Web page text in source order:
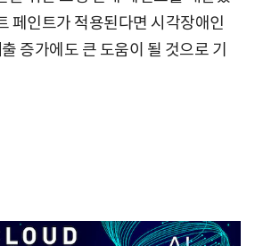
페인트가 적용된다면 시각장애인
증가에도 큰 도움이 될 것으로 기